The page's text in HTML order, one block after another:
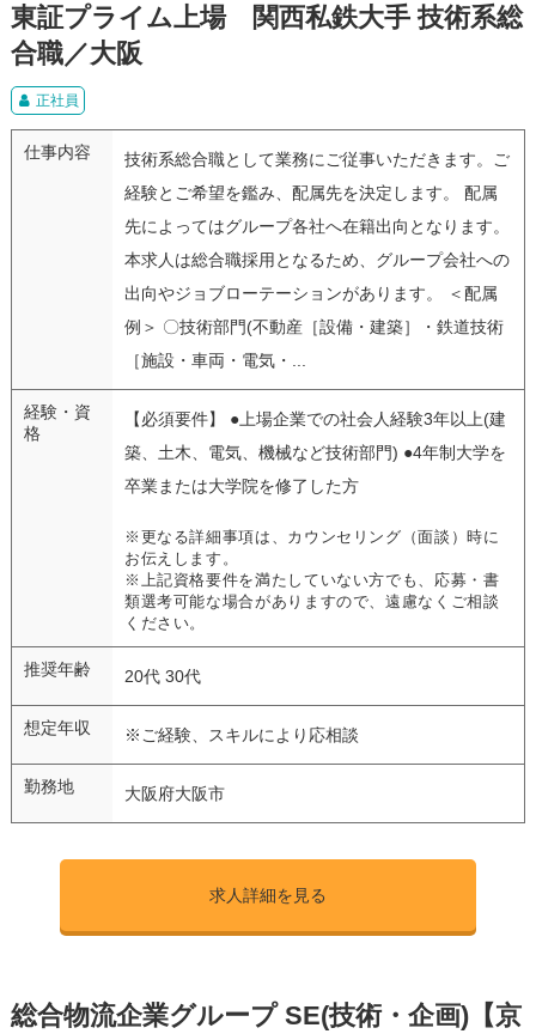
東証プライム上場 関西私鉄大手 技術系総
合職／大阪
正社員
仕事内容
技術系総合職として業務にご従事いただきます。ご
経験とご希望を鑑み、配属先を決定します。 配属
先によってはグループ各社へ在籍出向となります。
本求人は総合職採用となるため、グループ会社への
出向やジョブローテーションがあります。 ＜配属
例＞ 〇技術部門(不動産［設備・建築］・鉄道技術
［施設・車両・電気・...
経験・資
格
【必須要件】 ●上場企業での社会人経験3年以上(建
築、土木、電気、機械など技術部門) ●4年制大学を
卒業または大学院を修了した方
※更なる詳細事項は、カウンセリング（面談）時に
お伝えします。
※上記資格要件を満たしていない方でも、応募・書
類選考可能な場合がありますので、遠慮なくご相談
ください。
推奨年齢 20代 30代
想定年収 ※ご経験、スキルにより応相談
勤務地 大阪府大阪市
求人詳細を見る
総合物流企業グループ SE(技術・企画)【京